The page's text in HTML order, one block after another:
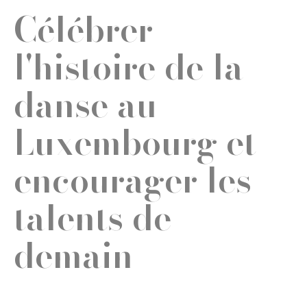
Célébrer
l'histoire de la
danse au
Luxembourg et
encourager les
talents de
demain